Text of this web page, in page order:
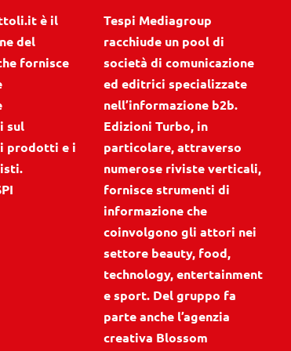
è il
del
fornisce
sul
prodotti e i
Tespi Mediagroup
racchiude un pool di
società di comunicazione
ed editrici specializzate
nell’informazione b2b.
Edizioni Turbo, in
particolare, attraverso
numerose riviste verticali,
fornisce strumenti di
informazione che
coinvolgono gli attori nei
settore beauty, food,
technology, entertainment
e sport. Del gruppo fa
parte anche l’agenzia
creativa Blossom